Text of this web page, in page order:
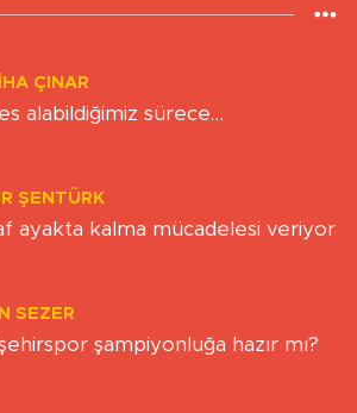
ÇINAR
alabildiğimiz sürece…
ŞENTÜRK
ayakta kalma mücadelesi veriyor
SEZER
şampiyonluğa hazır mı?